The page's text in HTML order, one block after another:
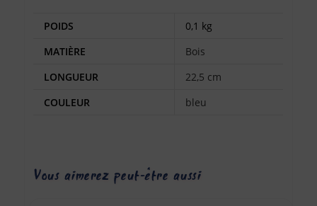
POIDS
0,1 kg
MATIÈRE
Bois
LONGUEUR
22,5 cm
COULEUR
bleu
Vous aimerez peut-être aussi…